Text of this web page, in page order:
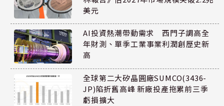
美元
AI投資熱潮帶動需求 西門子調高全
年財測、單季工業事業利潤創歷史新
高
全球第二大矽晶圓廠SUMCO(3436-
JP)陷折舊高峰 新廠投產拖累前三季
虧損擴大